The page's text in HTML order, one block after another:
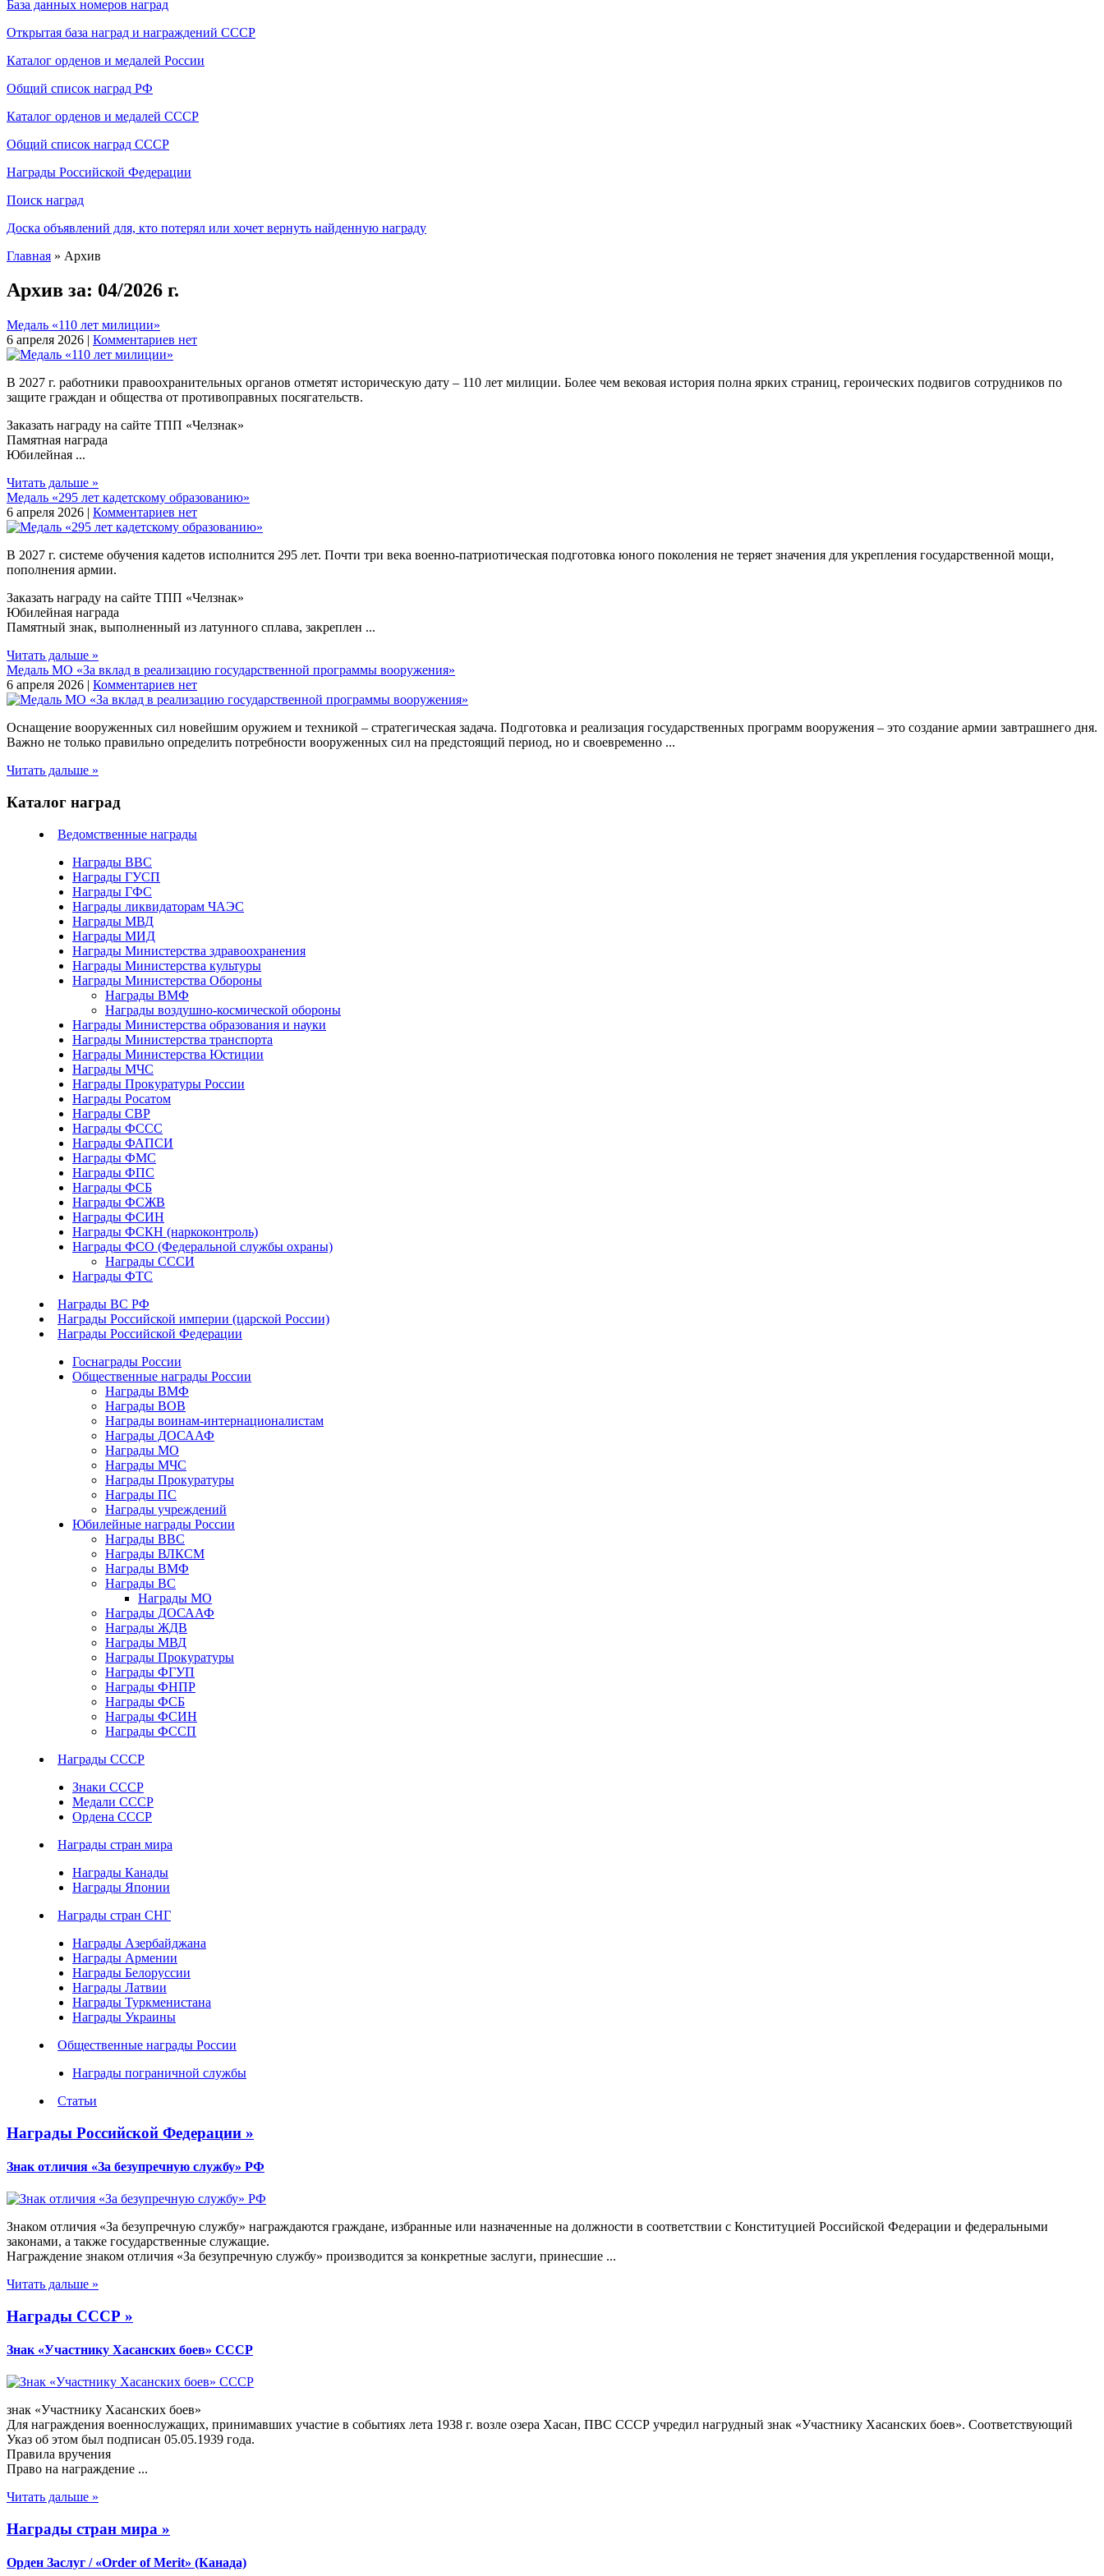
База данных номеров наград
Открытая база наград и награждений СССР
Каталог орденов и медалей России
Общий список наград РФ
Каталог орденов и медалей СССР
Общий список наград СССР
Награды Российской Федерации
Поиск наград
Доска объявлений для, кто потерял или хочет вернуть найденную награду
Главная » Архив
Архив за: 04/2026 г.
Медаль «110 лет милиции»
6 апреля 2026 | Комментариев нет
В 2027 г. работники правоохранительных органов отметят историческую дату – 110 лет милиции. Более чем вековая история полна ярких страниц, героических подвигов сотрудников по
защите граждан и общества от противоправных посягательств.
Заказать награду на сайте ТПП «Челзнак»
Памятная награда
Юбилейная ...
Читать дальше »
Медаль «295 лет кадетскому образованию»
6 апреля 2026 | Комментариев нет
В 2027 г. системе обучения кадетов исполнится 295 лет. Почти три века военно-патриотическая подготовка юного поколения не теряет значения для укрепления государственной мощи,
пополнения армии.
Заказать награду на сайте ТПП «Челзнак»
Юбилейная награда
Памятный знак, выполненный из латунного сплава, закреплен ...
Читать дальше »
Медаль МО «За вклад в реализацию государственной программы вооружения»
6 апреля 2026 | Комментариев нет
Оснащение вооруженных сил новейшим оружием и техникой – стратегическая задача. Подготовка и реализация государственных программ вооружения – это создание армии завтрашнего дня.
Важно не только правильно определить потребности вооруженных сил на предстоящий период, но и своевременно ...
Читать дальше »
Каталог наград
Ведомственные награды
Награды ВВС
Награды ГУСП
Награды ГФС
Награды ликвидаторам ЧАЭС
Награды МВД
Награды МИД
Награды Министерства здравоохранения
Награды Министерства культуры
Награды Министерства Обороны
Награды ВМФ
Награды воздушно-космической обороны
Награды Министерства образования и науки
Награды Министерства транспорта
Награды Министерства Юстиции
Награды МЧС
Награды Прокуратуры России
Награды Росатом
Награды СВР
Награды ФCСС
Награды ФАПСИ
Награды ФМС
Награды ФПС
Награды ФСБ
Награды ФСЖВ
Награды ФСИН
Награды ФСКН (наркоконтроль)
Награды ФСО (Федеральной службы охраны)
Награды СССИ
Награды ФТС
Награды ВС РФ
Награды Российской империи (царской России)
Награды Российской Федерации
Госнаграды России
Общественные награды России
Награды ВМФ
Награды ВОВ
Награды воинам-интернационалистам
Награды ДОСААФ
Награды МО
Награды МЧС
Награды Прокуратуры
Награды ПС
Награды учреждений
Юбилейные награды России
Награды ВВС
Награды ВЛКСМ
Награды ВМФ
Награды ВС
Награды МО
Награды ДОСААФ
Награды ЖДВ
Награды МВД
Награды Прокуратуры
Награды ФГУП
Награды ФНПР
Награды ФСБ
Награды ФСИН
Награды ФССП
Награды СССР
Знаки СССР
Медали СССР
Ордена СССР
Награды стран мира
Награды Канады
Награды Японии
Награды стран СНГ
Награды Азербайджана
Награды Армении
Награды Белоруссии
Награды Латвии
Награды Туркменистана
Награды Украины
Общественные награды России
Награды пограничной службы
Статьи
Награды Российской Федерации »
Знак отличия «За безупречную службу» РФ
Знаком отличия «За безупречную службу» награждаются граждане, избранные или назначенные на должности в соответствии с Конституцией Российской Федерации и федеральными
законами, а также государственные служащие.
Награждение знаком отличия «За безупречную службу» производится за конкретные заслуги, принесшие ...
Читать дальше »
Награды СССР »
Знак «Участнику Хасанских боев» СССР
знак «Участнику Хасанских боев»
Для награждения военнослужащих, принимавших участие в событиях лета 1938 г. возле озера Хасан, ПВС СССР учредил нагрудный знак «Участнику Хасанских боев». Соответствующий
Указ об этом был подписан 05.05.1939 года.
Правила вручения
Право на награждение ...
Читать дальше »
Награды стран мира »
Орден Заслуг / «Order of Merit» (Канада)